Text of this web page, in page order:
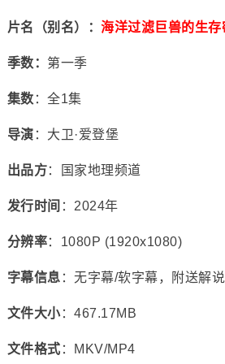
频
片名（别名）：海洋过滤巨兽的生存
季数： 第一季
集数 ：全1集
导演 ：大卫·爱登堡
出品方：国家地理频道
发行时间 ：2024年
分辨率：1080P (1920x1080)
字幕信息 ：无字幕/软字幕，附送解说
文件大小：467.17MB
文件格式 ：MKV/MP4